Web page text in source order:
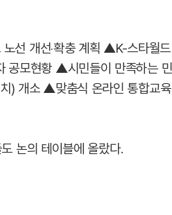
선 개선‧확충 계획 ▲K-스타월드
공모현황 ▲시민들이 만족하는
) 개소 ▲맞춤식 온라인 통합교
논의 테이블에 올랐다.